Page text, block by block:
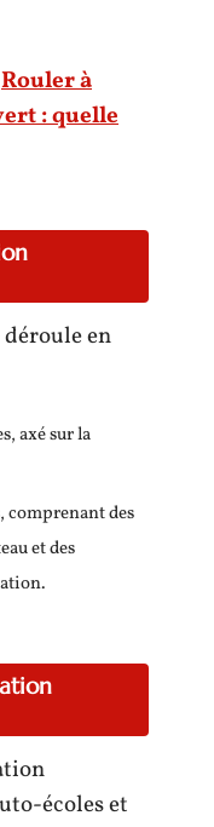
Rouler à
: quelle
en
axé sur la
comprenant des
et des
écoles et